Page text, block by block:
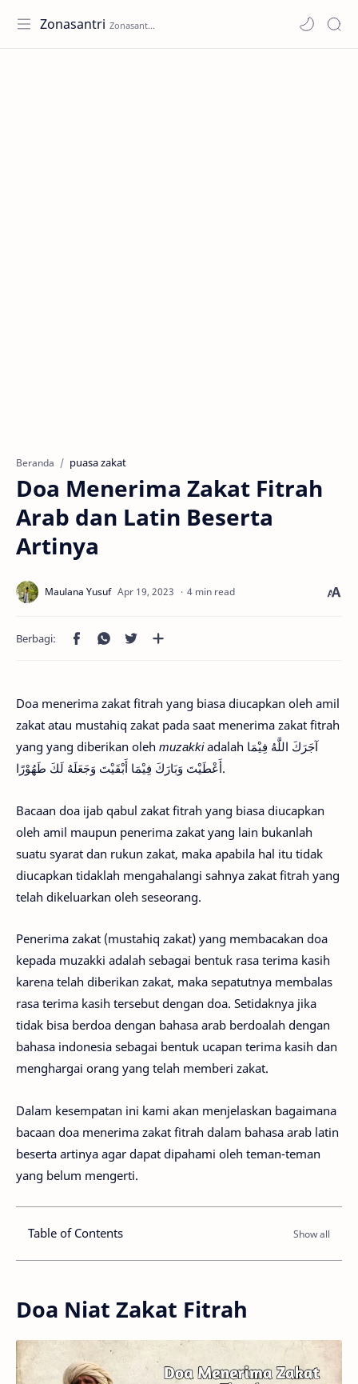
Zonasantri
Beranda puasa zakat
Doa Menerima Zakat Fitrah
Arab dan Latin Beserta
Artinya
4 min read
Doa menerima zakat fitrah yang biasa diucapkan oleh amil
zakat atau mustahiq zakat pada saat menerima zakat fitrah
yang yang diberikan oleh muzakkiadalah آجَرَكَ اللَّهُ فِيْمَا
أَعْطَيْتَ وَبَارَكَ فِيْمَا أَبْقَيْتَ وَجَعَلَهُ لَكَ طَهُوْرًا.
Bacaan doa ijab qabul zakat fitrah yang biasa diucapkan
oleh amil maupun penerima zakat yang lain bukanlah
suatu syarat dan rukun zakat, maka apabila hal itu tidak
diucapkan tidaklah mengahalangi sahnya zakat fitrah yang
telah dikeluarkan oleh seseorang.
Penerima zakat (mustahiq zakat) yang membacakan doa
kepada muzakki adalah sebagai bentuk rasa terima kasih
karena telah diberikan zakat, maka sepatutnya membalas
rasa terima kasih tersebut dengan doa. Setidaknya jika
tidak bisa berdoa dengan bahasa arab berdoalah dengan
bahasa indonesia sebagai bentuk ucapan terima kasih dan
menghargai orang yang telah memberi zakat.
Dalam kesempatan ini kami akan menjelaskan bagaimana
bacaan doa menerima zakat fitrah dalam bahasa arab latin
beserta artinya agar dapat dipahami oleh teman-teman
yang belum mengerti.
Table of Contents
Doa Niat Zakat Fitrah